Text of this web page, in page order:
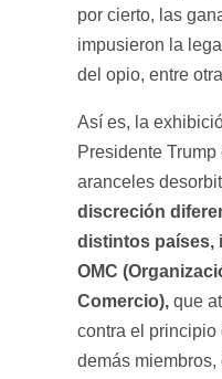
por cierto, las
impusieron la
del opio, entre
Así es, la
Presidente
aranceles
discreción
distintos países,
OMC
Comercio), que
contra el principio
demás